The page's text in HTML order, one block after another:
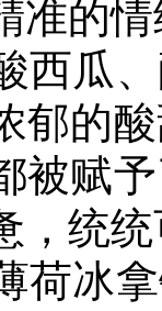
准的
西瓜
郁的
被赋
，统
荷冰